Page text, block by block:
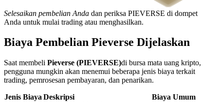
Investasi eksklusif untuk pemegang BTR
Selesaikan pembelian Anda dan periksa PIEVERSE di dompet
Anda untuk mulai trading atau menghasilkan.
Biaya Pembelian Pieverse Dijelaskan
Saat membeli Pieverse (PIEVERSE)di bursa mata uang kripto,
pengguna mungkin akan menemui beberapa jenis biaya terkait
trading, pemrosesan pembayaran, dan penarikan.
Jenis Biaya Deskripsi
Biaya Umum